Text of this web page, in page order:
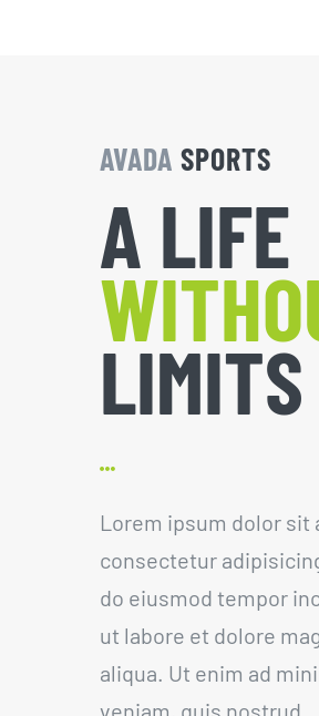
AVADA SPORTS
A LIFE
LIMITS
Lorem ipsum dolor sit
consectetur
do eiusmod tempor
ut labore et dolore
aliqua. Ut enim ad
veniam, quis nostrud